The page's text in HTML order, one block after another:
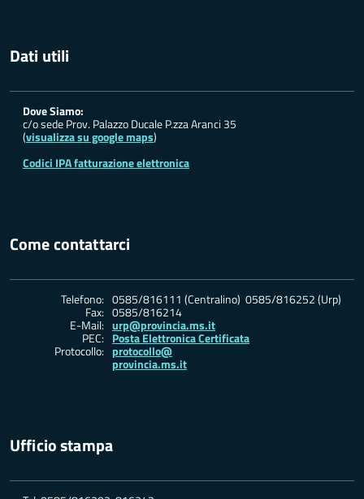
Dati utili
Dove Siamo:
c/o sede Prov. Palazzo Ducale P.zza Aranci 35
(visualizza su google maps)
Codici IPA fatturazione elettronica
Come contattarci
Telefono: 0585/816111 (Centralino) 0585/816252 (Urp)
Fax: 0585/816214
E-Mail: urp@provincia.ms.it
PEC: Posta Elettronica Certificata
Protocollo: protocollo@
provincia.ms.it
Ufficio stampa